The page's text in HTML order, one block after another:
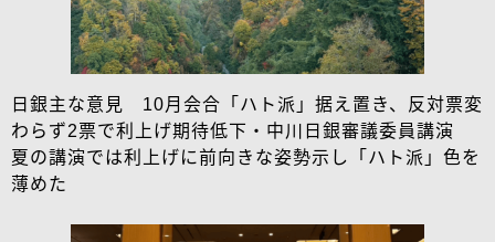
日銀主な意見 10月会合「ハト派」据え置き、反対票変
わらず2票で利上げ期待低下・中川日銀審議委員講演
夏の講演では利上げに前向きな姿勢示し「ハト派」色を
薄めた